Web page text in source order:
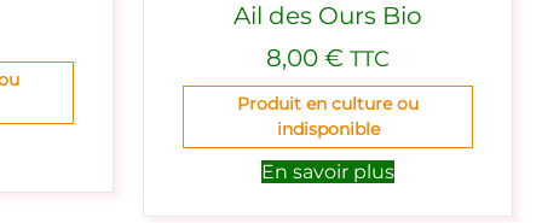
Ail des Ours Bio
8,00 € TTC
Produit en culture ou
indisponible
En savoir plus